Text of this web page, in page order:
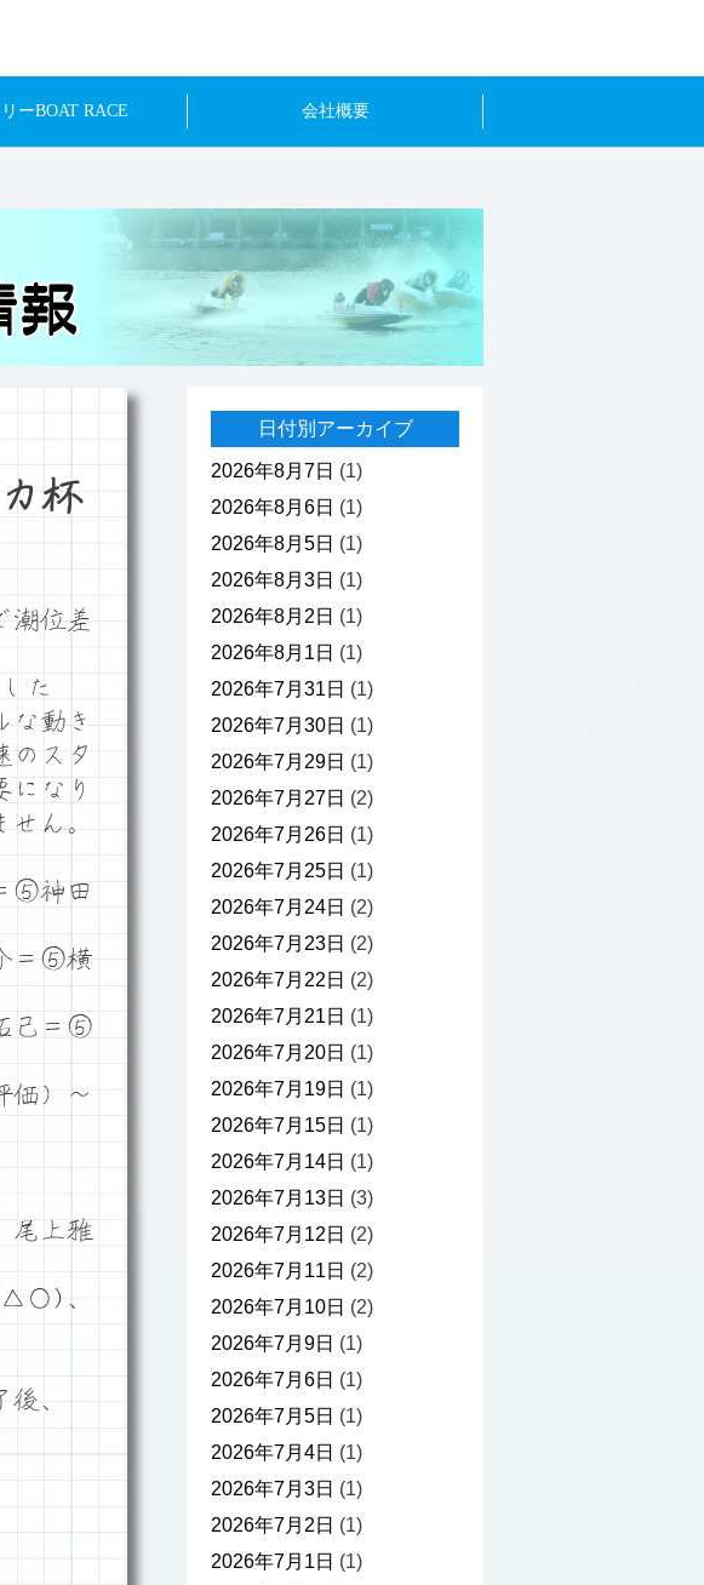
ーBOAT RACE 会社概要
杯
潮位差
た
な動き
のスタ
なり
ん。
⑤神田
＝⑤横
己＝⑤
価）～
上雅
、
、
日付別アーカイブ
2026年8月7日 (1)
2026年8月6日 (1)
2026年8月5日 (1)
2026年8月3日 (1)
2026年8月2日 (1)
2026年8月1日 (1)
2026年7月31日 (1)
2026年7月30日 (1)
2026年7月29日 (1)
2026年7月27日 (2)
2026年7月26日 (1)
2026年7月25日 (1)
2026年7月24日 (2)
2026年7月23日 (2)
2026年7月22日 (2)
2026年7月21日 (1)
2026年7月20日 (1)
2026年7月19日 (1)
2026年7月15日 (1)
2026年7月14日 (1)
2026年7月13日 (3)
2026年7月12日 (2)
2026年7月11日 (2)
2026年7月10日 (2)
2026年7月9日 (1)
2026年7月6日 (1)
2026年7月5日 (1)
2026年7月4日 (1)
2026年7月3日 (1)
2026年7月2日 (1)
2026年7月1日 (1)